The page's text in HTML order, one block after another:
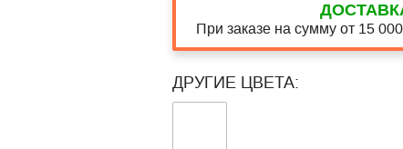
При заказе на сумму от 15 000
ДРУГИЕ ЦВЕТА: